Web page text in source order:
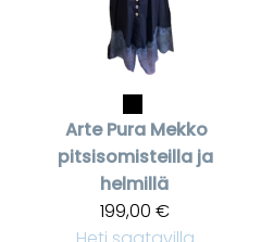
Arte Pura Mekko
pitsisomisteilla ja
helmillä
199,00 €